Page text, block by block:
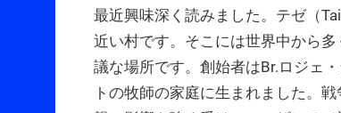
最近興味深く読みました。テゼ（
近い村です。そこには世界中から
議な場所です。創始者はBr.ロジェ
トの牧師の家庭に生まれました。